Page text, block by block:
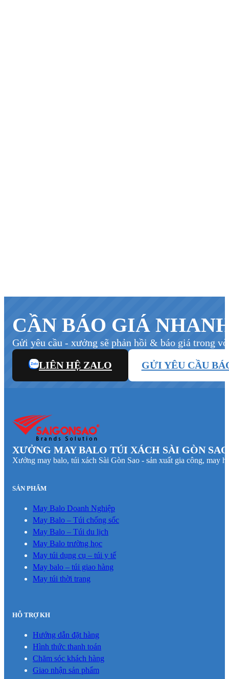
CẦN BÁO GIÁ
Gửi yêu cầu - xưởng sẽ phản hồi & báo giá trong
LIÊN HỆ ZALO GỬI YÊU CẦU
XƯỞNG MAY BALO TÚI XÁCH SÀI GÒN
Xưởng may balo, túi xách Sài Gòn Sao - sản xuất gia công, may
SẢN PHẨM
May Balo Doanh Nghiệp
May Balo – Túi chống sốc
May Balo – Túi du lịch
May Balo trường học
May túi dụng cụ – túi y tế
May balo – túi giao hàng
May túi thời trang
HỖ TRỢ KH
Hướng dẫn đặt hàng
Hình thức thanh toán
Chăm sóc khách hàng
Giao nhận sản phẩm